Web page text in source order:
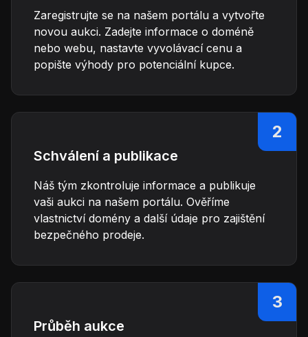
Zaregistrujte se na našem portálu a vytvořte
novou aukci. Zadejte informace o doméně
nebo webu, nastavte vyvolávací cenu a
popište výhody pro potenciální kupce.
2
Schválení a publikace
Náš tým zkontroluje informace a publikuje
vaši aukci na našem portálu. Ověříme
vlastnictví domény a další údaje pro zajištění
bezpečného prodeje.
3
Průběh aukce